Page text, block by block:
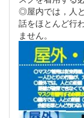
◎屋内では，人
話をほとんど行
ません。